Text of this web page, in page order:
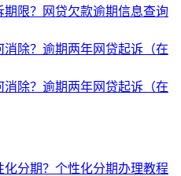
限？网贷欠款逾期信息查询
除？逾期两年网贷起诉（在
除？逾期两年网贷起诉（在
分期？个性化分期办理教程